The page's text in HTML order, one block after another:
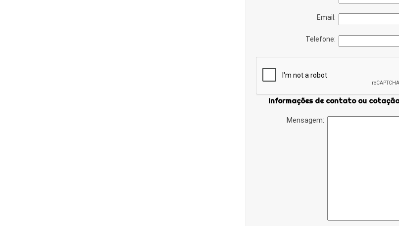
Email:
Telefone:
Informações de contato ou cotação
Mensagem: